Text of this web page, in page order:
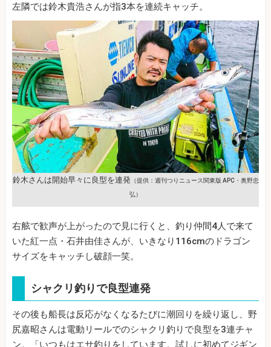
左隣では鈴木貴浩さんが指3本を連続キャッチ。
鈴木さんは開始早々に良型を連発 （提供：週刊つりニュース関東版 APC・奥野忠
弘）
右舷で歓声が上がったので見に行くと、釣り仲間4人で来て
いた紅一点・石井由佳さんが、いきなり116cmのドラゴン
サイズをキャッチし破顔一笑。
シャクリ釣りで良型連発
その後も船長は反応がなくなるたびに潮回りを繰り返し、野
尻嘉昭さんは電動リールでのシャクリ釣りで良型を3連チャ
ン。「いつもはエサ釣りをしています。試しに初めてジギン